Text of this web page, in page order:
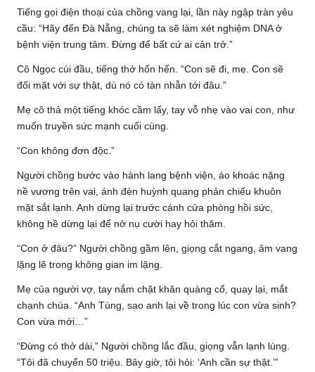
Tiếng gọi điện thoại của chồng vang lại, lần này ngập tràn yêu
cầu: “Hãy đến Đà Nẵng, chúng ta sẽ làm xét nghiệm DNA ở
bệnh viện trung tâm. Đừng để bất cứ ai cản trở.”
Cô Ngọc cúi đầu, tiếng thở hổn hển. “Con sẽ đi, mẹ. Con sẽ
đối mặt với sự thật, dù nó có tàn nhẫn tới đâu.”
Mẹ cô thả một tiếng khóc cầm lấy, tay vỗ nhẹ vào vai con, như
muốn truyền sức mạnh cuối cùng.
“Con không đơn độc.”
Người chồng bước vào hành lang bệnh viện, áo khoác nặng
nề vương trên vai, ánh đèn huỳnh quang phản chiếu khuôn
mặt sắt lạnh. Anh dừng lại trước cánh cửa phòng hồi sức,
không hề dừng lại để nở nụ cười hay hỏi thăm.
“Con ở đâu?” Người chồng gầm lên, giọng cắt ngang, âm vang
lặng lẽ trong không gian im lặng.
Mẹ của người vợ, tay nắm chặt khăn quàng cổ, quay lại, mắt
chạnh chúa. “Anh Tùng, sao anh lại về trong lúc con vừa sinh?
Con vừa mới…”
“Đừng có thở dài,” Người chồng lắc đầu, giọng vẫn lạnh lùng.
“Tôi đã chuyển 50 triệu. Bây giờ, tôi hỏi: ‘Anh cần sự thật.’”